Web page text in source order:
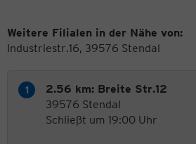
Weitere Filialen in der Nähe von:
Industriestr.16, 39576 Stendal
2.56 km: Breite Str.12
39576 Stendal
Schließt um 19:00 Uhr